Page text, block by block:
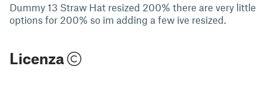
Dummy 13 Straw Hat resized 200% there are very little
options for 200% so im adding a few ive resized.
Licenza